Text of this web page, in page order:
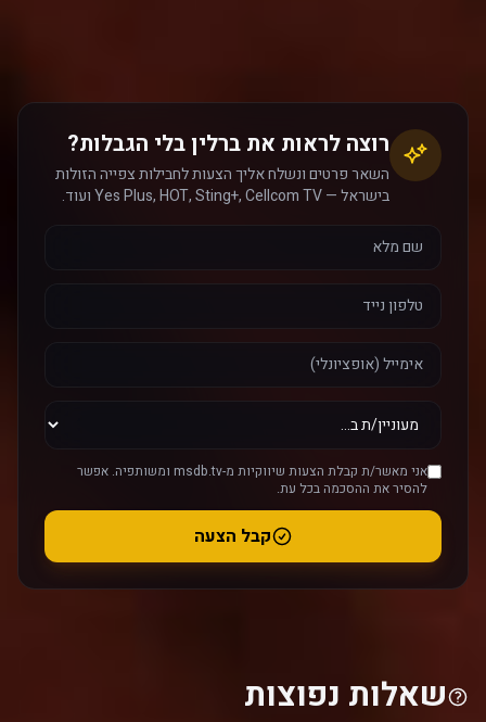
רוצה לראות את ברלין בלי הגבלות?
השאר פרטים ונשלח אליך הצעות לחבילות צפייה הזולות
בישראל — Yes Plus, HOT, Sting+, Cellcom TV ועוד.
אני מאשר/ת קבלת הצעות שיווקיות מ-msdb.tv ומשותפיה. אפשר
להסיר את ההסכמה בכל עת.
קבל הצעה
שאלות נפוצות